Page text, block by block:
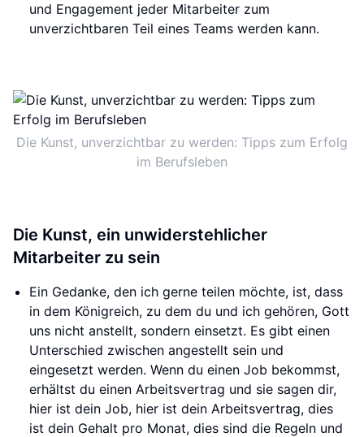
und Engagement jeder Mitarbeiter zum
unverzichtbaren Teil eines Teams werden kann.
Die Kunst, unverzichtbar zu werden: Tipps zum Erfolg
im Berufsleben
Die Kunst, ein unwiderstehlicher
Mitarbeiter zu sein
Ein Gedanke, den ich gerne teilen möchte, ist, dass
in dem Königreich, zu dem du und ich gehören, Gott
uns nicht anstellt, sondern einsetzt. Es gibt einen
Unterschied zwischen angestellt sein und
eingesetzt werden. Wenn du einen Job bekommst,
erhältst du einen Arbeitsvertrag und sie sagen dir,
hier ist dein Job, hier ist dein Arbeitsvertrag, dies
ist dein Gehalt pro Monat, dies sind die Regeln und